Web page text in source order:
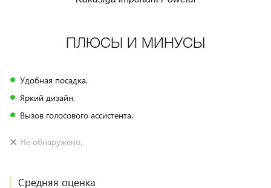
ПЛЮСЫ И МИНУСЫ
Удобная посадка.
Яркий дизайн.
Вызов голосового ассистента.
Не обнаружено.
Средняя оценка